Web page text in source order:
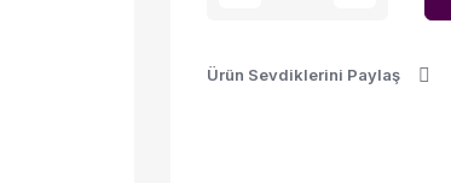
Ürün Sevdiklerini Paylaş